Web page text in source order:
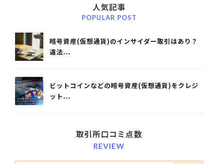
人気記事
POPULAR POST
暗号資産(仮想通貨)のインサイダー取引はあり？
違法...
ビットコインなどの暗号資産(仮想通貨)をクレジ
ット...
取引所口コミ点数
REVIEW